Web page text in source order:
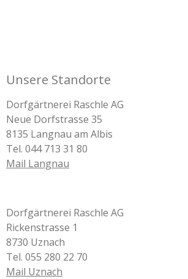
Unsere Standorte
Dorfgärtnerei Raschle AG
Neue Dorfstrasse 35
8135 Langnau am Albis
Tel. 044 713 31 80
Mail Langnau
Dorfgärtnerei Raschle AG
Rickenstrasse 1
8730 Uznach
Tel. 055 280 22 70
Mail Uznach